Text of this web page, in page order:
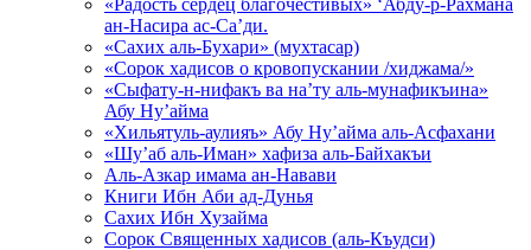
«Радость сердец благочестивых» ‘Абду-р-Рахмана
ан-Насира ас-Са’ди.
«Сахих аль-Бухари» (мухтасар)
«Сорок хадисов о кровопускании /хиджама/»
«Сыфату-н-нифакъ ва на’ту аль-мунафикъина»
Абу Ну’айма
«Хильятуль-аулияъ» Абу Ну’айма аль-Асфахани
«Шу’аб аль-Иман» хафиза аль-Байхакъи
Аль-Азкар имама ан-Навави
Книги Ибн Аби ад-Дунья
Сахих Ибн Хузайма
Сорок Священных хадисов (аль-Къудси)